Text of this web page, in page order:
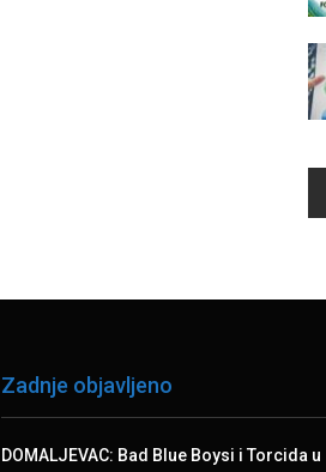
Zadnje objavljeno
DOMALJEVAC: Bad Blue Boysi i Torcida u